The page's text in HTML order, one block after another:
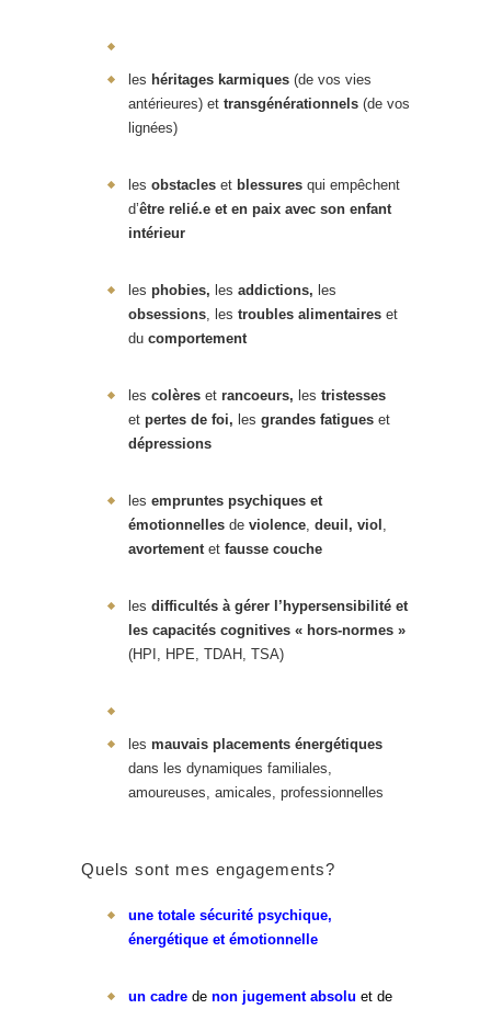
les héritages karmiques (de vos vies
antérieures) et transgénérationnels (de vos
lignées)
les obstacles et blessures qui empêchent
d’être relié.e et en paix avec son enfant
intérieur
les phobies, les addictions, les
obsessions, les troubles alimentaires et
du comportement
les colères et rancoeurs, les tristesses
et pertes de foi, les grandes fatigues et
dépressions
les empruntes psychiques et
émotionnelles de violence, deuil, viol ,
avortementet fausse couche
les difficultés à gérer l’hypersensibilité et
les capacités cognitives « hors-normes »
(HPI, HPE, TDAH, TSA)
les mauvais placements énergétiques
dans les dynamiques familiales,
amoureuses, amicales, professionnelles
Quels sont mes engagements?
une totale sécurité psychique,
énergétique et émotionnelle
un cadre de non jugement absolu et de